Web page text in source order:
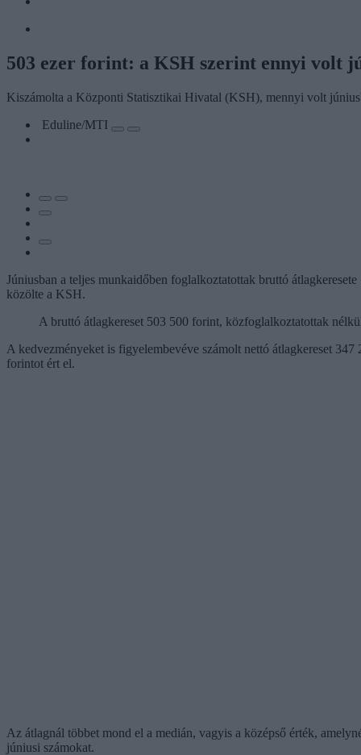
503 ezer forint: a KSH szerint ennyi volt
Kiszámolta a Központi Statisztikai Hivatal (KSH), mennyi volt
Eduline/MTI
Júniusban a teljes munkaidőben foglalkoztatottak bruttó
közölte a KSH.
A bruttó átlagkereset 503 500 forint, közfoglalkoztatottak
A kedvezményeket is figyelembevéve számolt nettó átlagkereset
forintot ért el.
Az átlagnál többet mond el a medián, vagyis a középső érték,
júniusi számokat.